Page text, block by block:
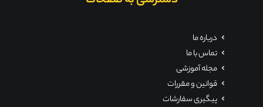
درباره ما
تماس با ما
مجله آموزشی
قوانین و مقررات
پیگیری سفارشات